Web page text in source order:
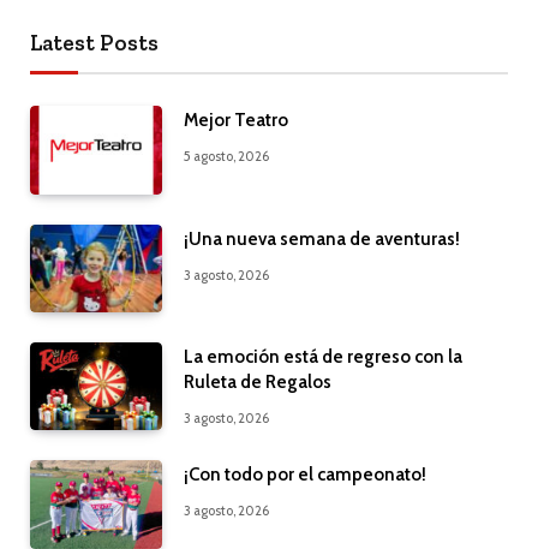
Latest Posts
Mejor Teatro
5 agosto, 2026
¡Una nueva semana de aventuras!
3 agosto, 2026
La emoción está de regreso con la
Ruleta de Regalos
3 agosto, 2026
¡Con todo por el campeonato!
3 agosto, 2026